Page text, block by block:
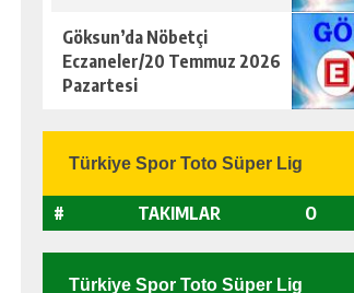
Göksun’da Nöbetçi
Eczaneler/20 Temmuz 2026
Pazartesi
# TAKIMLAR O